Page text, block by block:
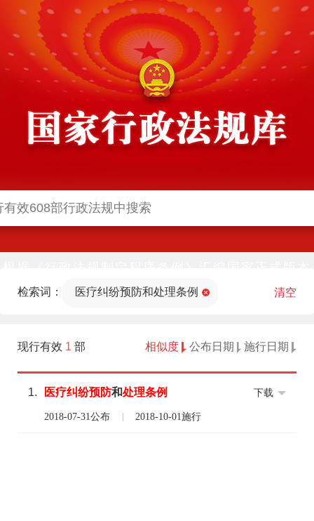
法部官网)同步公布
检索词： 医疗纠纷预防和处理条例 清空
现行有效 1 部 相似度 公布日期 施行日期
1. 医疗纠纷预防和处理条例
2018-07-31公布 2018-10-01施行
下载